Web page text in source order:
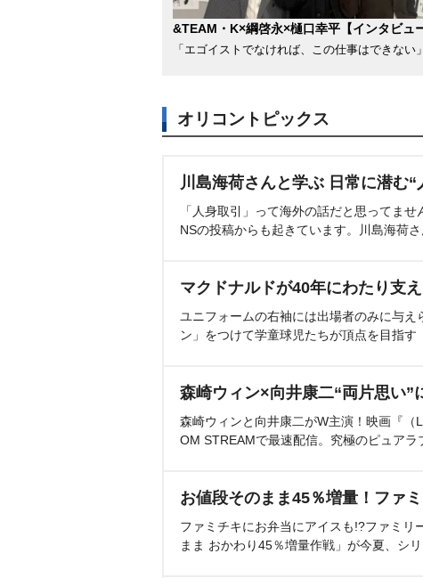
&TEAM・K×綱啓永×樋口幸平【インタビュー
「エゴイストでなければ、この仕事はできない」
オリコントピックス
川島海荷さんと学ぶ 日常に潜む
「人身取引」って海外の話だと思ってま
NSの投稿からも起きています。川島海荷さ
マクドナルドが40年にわたり支
ユニフォームの右袖には出場者のみに与
ン」をつけて学童球児たちが頂点を目指す
森崎ウィン×向井康二“両片思い”
森崎ウィンと向井康二がW主演！映画『（
OM STREAMで最速配信。究極のピュアラ
お値段そのまま45％増量！ファ
ファミチキにお弁当にアイスも!?ファミリ
まま おかわり45％増量作戦」が今夏、シ